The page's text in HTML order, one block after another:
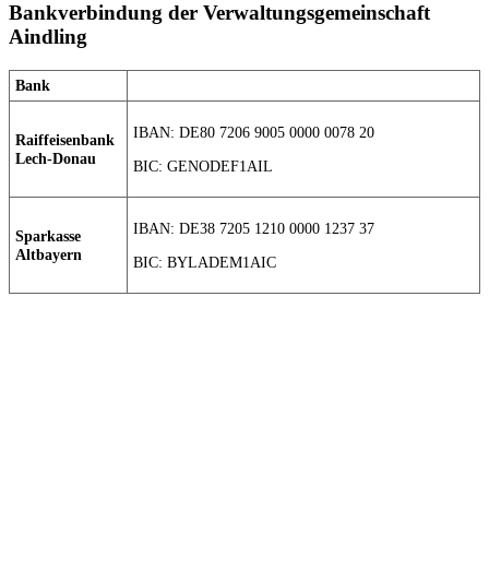
Bankverbindung der Verwaltungsgemeinschaft
Aindling
Bank
Raiffeisenbank
Lech-Donau
IBAN: DE80 7206 9005 0000 0078 20
BIC: GENODEF1AIL
Sparkasse
Altbayern
IBAN: DE38 7205 1210 0000 1237 37
BIC: BYLADEM1AIC